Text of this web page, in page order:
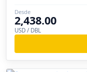
Desde
2,438.00
USD / DBL